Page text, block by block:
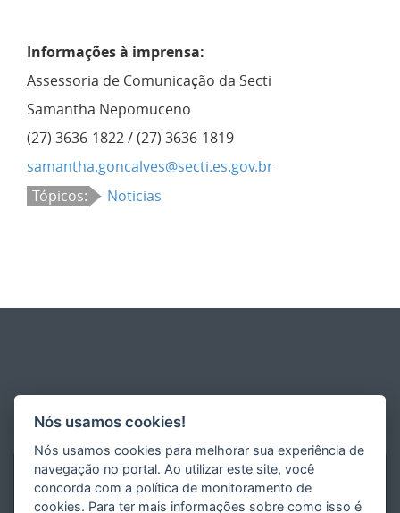
Informações à imprensa:
Assessoria de Comunicação da Secti
Samantha Nepomuceno
(27) 3636-1822 / (27) 3636-1819
samantha.goncalves@secti.es.gov.br
Tópicos:
Noticias
Nós usamos cookies!
Nós usamos cookies para melhorar sua experiência de
navegação no portal. Ao utilizar este site, você
concorda com a política de monitoramento de
cookies. Para ter mais informações sobre como isso é